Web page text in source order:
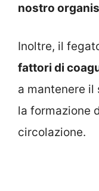
nostro
Inoltre, il
fattori di
a mantenere il
la formazione
circolazione.